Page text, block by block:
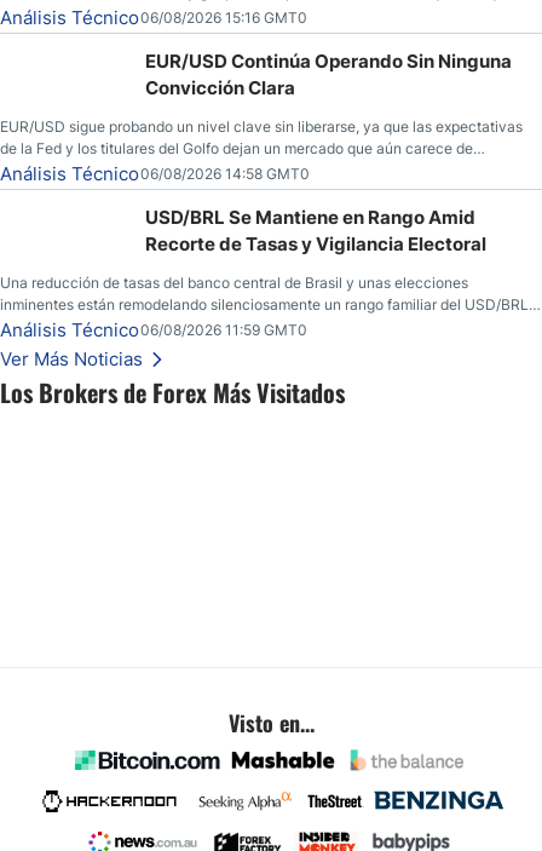
Los Brokers de Forex Más Visitados
dominado al mercado en las últimas semanas.
Análisis Técnico06/08/2026 15:16 GMT0
EUR/USD Continúa Operando Sin Ninguna
Convicción Clara
EUR/USD sigue probando un nivel clave sin liberarse, ya que las expectativas
de la Fed y los titulares del Golfo dejan un mercado que aún carece de
convicción real.
Análisis Técnico06/08/2026 14:58 GMT0
USD/BRL Se Mantiene en Rango Amid
Recorte de Tasas y Vigilancia Electoral
Una reducción de tasas del banco central de Brasil y unas elecciones
inminentes están remodelando silenciosamente un rango familiar del USD/BRL.
Una reducción de tasas por parte del banco central de Brasil y unas elecciones
inminentes están remodelando silenciosamente un rango familiar del USD/BRL.
Esto es lo que los traders están observando a continuación.
Análisis Técnico06/08/2026 11:59 GMT0
Ver Más Noticias
Visto en...